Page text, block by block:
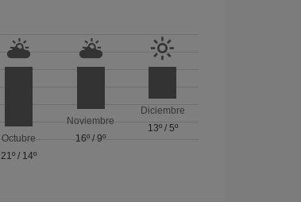
Octubre
21º / 14º
Noviembre
16º /9º
Diciembre
13º/ 5º